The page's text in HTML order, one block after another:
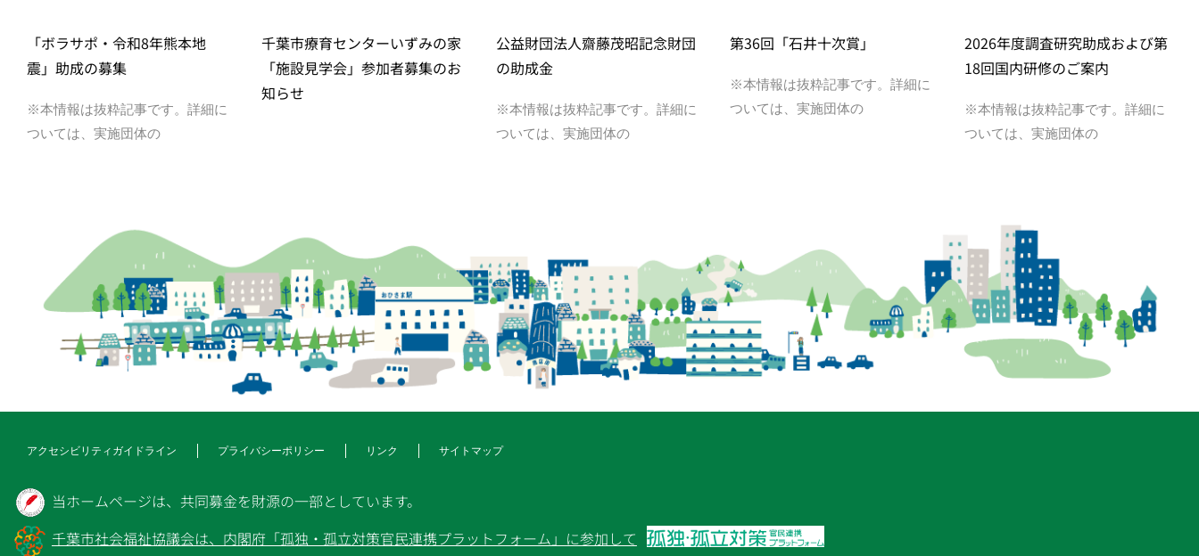
「ボラサポ・令和8年熊本地
震」助成の募集
※本情報は抜粋記事です。詳細に
ついては、実施団体の
千葉市療育センターいずみの家
「施設見学会」参加者募集のお
知らせ
公益財団法人齋藤茂昭記念財団
の助成金
※本情報は抜粋記事です。詳細に
ついては、実施団体の
第36回「石井十次賞」
※本情報は抜粋記事です。詳細に
ついては、実施団体の
2026年度調査研究助成および第
18回国内研修のご案内
※本情報は抜粋記事です。詳細に
ついては、実施団体の
アクセシビリティガイドライン プライバシーポリシー リンク サイトマップ
当ホームページは、共同募金を財源の一部としています。
千葉市社会福祉協議会は、内閣府「孤独・孤立対策官民連携プラットフォーム」に参加して